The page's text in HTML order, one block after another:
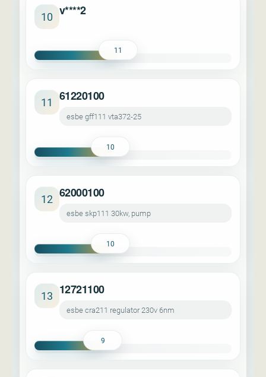
10 v****2
11
11 61220100
esbe gff111 vta372-25
10
12 62000100
esbe skp111 30kw, pump
10
13 12721100
esbe cra211 regulator 230v 6nm
9